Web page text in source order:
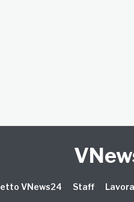
VNews24 Staff